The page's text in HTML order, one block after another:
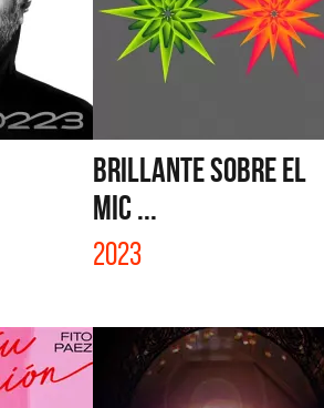
BRILLANTE SOBRE EL
MIC ...
2023